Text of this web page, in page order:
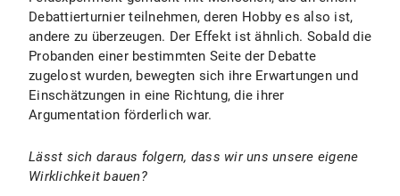
Debattierturnier teilnehmen, deren Hobby es also ist,
andere zu überzeugen. Der Effekt ist ähnlich. Sobald die
Probanden einer bestimmten Seite der Debatte
zugelost wurden, bewegten sich ihre Erwartungen und
Einschätzungen in eine Richtung, die ihrer
Argumentation förderlich war.
Lässt sich daraus folgern, dass wir uns unsere eigene
Wirklichkeit bauen?